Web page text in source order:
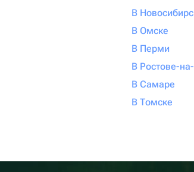
В
В Омске
В Перми
В Ростове-
В Самаре
В Томске